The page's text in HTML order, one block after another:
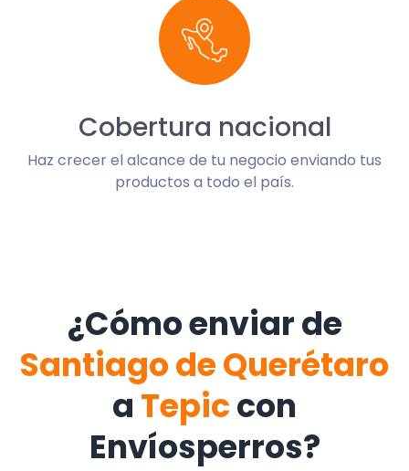
Cobertura nacional
Haz crecer el alcance de tu negocio enviando tus
productos a todo el país.
¿Cómo enviar de
Santiago de Querétaro
a Tepiccon
Envíosperros?